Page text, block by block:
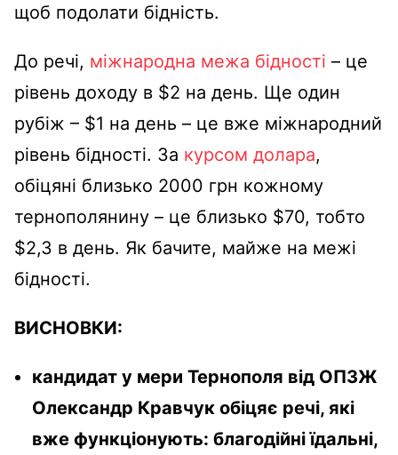
щоб подолати бідність.
До речі, міжнародна межа бідності – це
рівень доходу в $2 на день. Ще один
рубіж – $1 на день – це вже міжнародний
рівень бідності. За курсом долара,
обіцяні близько 2000 грн кожному
тернополянину – це близько $70, тобто
$2,3 в день. Як бачите, майже на межі
бідності.
ВИСНОВКИ:
кандидат у мери Тернополя від ОПЗЖ
Олександр Кравчук обіцяє речі, які
вже функціонують: благодійні їдальні,